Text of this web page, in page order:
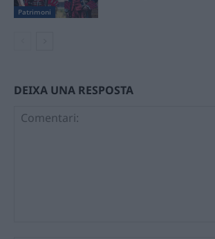
Patrimoni
DEIXA UNA RESPOSTA